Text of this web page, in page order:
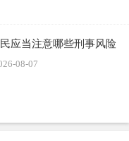
必要限度。例如，对
人重伤，这就可能构
首先尽量避开攻击，
采取防御性动作保护
应当注意哪些刑事风险
08-07